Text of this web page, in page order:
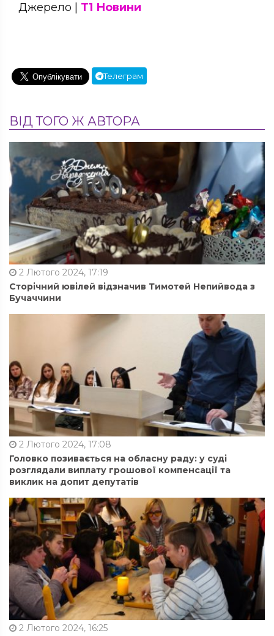
Джерело | Т1 Новини
Телеграм
ВІД ТОГО Ж АВТОРА
2 Лютого 2024, 17:19
Сторічний ювілей відзначив Тимотей Непийвода з
Бучаччини
2 Лютого 2024, 17:08
Головко позивається на обласну раду: у суді
розглядали виплату грошової компенсації та
виклик на допит депутатів
2 Лютого 2024, 16:25